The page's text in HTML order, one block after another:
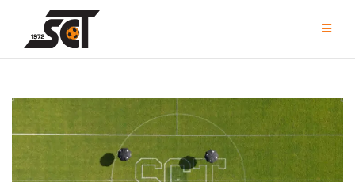
springen